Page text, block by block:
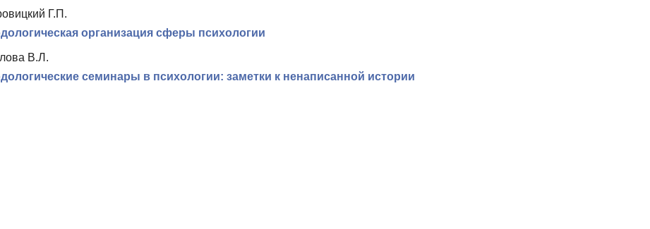
Г.П.
организация сферы психологии
В.Л.
семинары в психологии: заметки к ненаписанной истории